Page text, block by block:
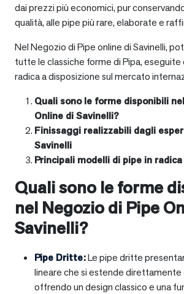
dai prezzi più economici, pur
qualità, alle pipe più rare, elaborate e
Nel Negozio di Pipe online di Savinelli,
tutte le classiche forme di Pipa, eseguite
radica a disposizione sul mercato
Quali sono le forme disponibili
Online di Savinelli?
Finissaggi realizzabili dagli
Savinelli
Principali modelli di pipe in radica
Quali sono le forme
nel Negozio di Pipe
Savinelli?
Pipe Dritte:Le pipe dritte
lineare che si estende direttamente
offrendo un design classico e una